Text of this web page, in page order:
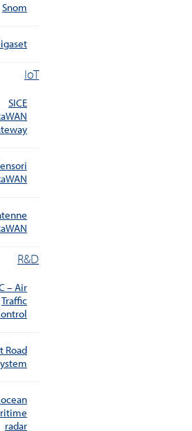
Snom
IoT
SICE
R&D
– Air
Traffic
Road
radar